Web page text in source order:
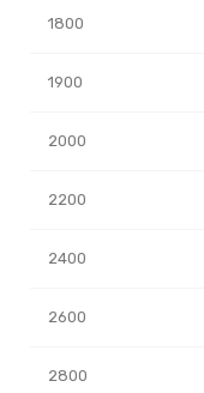
1800
1900
2000
2200
2400
2600
2800